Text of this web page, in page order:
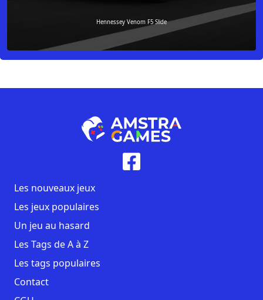
Hennessey Venom F5 Slide
Les nouveaux jeux
Les jeux populaires
Un jeu au hasard
Les Tags de A à Z
Les tags populaires
Contact